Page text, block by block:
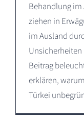
Behandlung im
ziehen in
im Ausland
Beitrag
erklären,
Türkei